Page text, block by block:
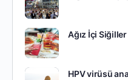
Ağız İçi
HPV virüsü